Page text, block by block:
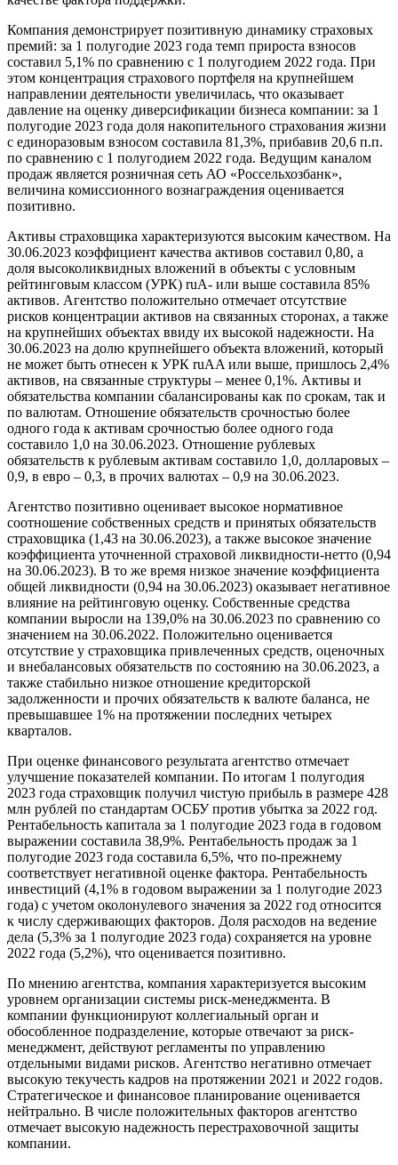
Компания демонстрирует позитивную динамику страховых
премий: за 1 полугодие 2023 года темп прироста взносов
составил 5,1% по сравнению с 1 полугодием 2022 года. При
этом концентрация страхового портфеля на крупнейшем
направлении деятельности увеличилась, что оказывает
давление на оценку диверсификации бизнеса компании: за 1
полугодие 2023 года доля накопительного страхования жизни
с единоразовым взносом составила 81,3%, прибавив 20,6 п.п.
по сравнению с 1 полугодием 2022 года. Ведущим каналом
продаж является розничная сеть АО «Россельхозбанк»,
величина комиссионного вознаграждения оценивается
позитивно.
Активы страховщика характеризуются высоким качеством. На
30.06.2023 коэффициент качества активов составил 0,80, а
доля высоколиквидных вложений в объекты с условным
рейтинговым классом (УРК) ruA- или выше составила 85%
активов. Агентство положительно отмечает отсутствие
рисков концентрации активов на связанных сторонах, а также
на крупнейших объектах ввиду их высокой надежности. На
30.06.2023 на долю крупнейшего объекта вложений, который
не может быть отнесен к УРК ruAA или выше, пришлось 2,4%
активов, на связанные структуры – менее 0,1%. Активы и
обязательства компании сбалансированы как по срокам, так и
по валютам. Отношение обязательств срочностью более
одного года к активам срочностью более одного года
составило 1,0 на 30.06.2023. Отношение рублевых
обязательств к рублевым активам составило 1,0, долларовых –
0,9, в евро – 0,3, в прочих валютах – 0,9 на 30.06.2023.
Агентство позитивно оценивает высокое нормативное
соотношение собственных средств и принятых обязательств
страховщика (1,43 на 30.06.2023), а также высокое значение
коэффициента уточненной страховой ликвидности-нетто (0,94
на 30.06.2023). В то же время низкое значение коэффициента
общей ликвидности (0,94 на 30.06.2023) оказывает негативное
влияние на рейтинговую оценку. Собственные средства
компании выросли на 139,0% на 30.06.2023 по сравнению со
значением на 30.06.2022. Положительно оценивается
отсутствие у страховщика привлеченных средств, оценочных
и внебалансовых обязательств по состоянию на 30.06.2023, а
также стабильно низкое отношение кредиторской
задолженности и прочих обязательств к валюте баланса, не
превышавшее 1% на протяжении последних четырех
кварталов.
При оценке финансового результата агентство отмечает
улучшение показателей компании. По итогам 1 полугодия
2023 года страховщик получил чистую прибыль в размере 428
млн рублей по стандартам ОСБУ против убытка за 2022 год.
Рентабельность капитала за 1 полугодие 2023 года в годовом
выражении составила 38,9%. Рентабельность продаж за 1
полугодие 2023 года составила 6,5%, что по-прежнему
соответствует негативной оценке фактора. Рентабельность
инвестиций (4,1% в годовом выражении за 1 полугодие 2023
года) с учетом околонулевого значения за 2022 год относится
к числу сдерживающих факторов. Доля расходов на ведение
дела (5,3% за 1 полугодие 2023 года) сохраняется на уровне
2022 года (5,2%), что оценивается позитивно.
По мнению агентства, компания характеризуется высоким
уровнем организации системы риск-менеджмента. В
компании функционируют коллегиальный орган и
обособленное подразделение, которые отвечают за риск-
менеджмент, действуют регламенты по управлению
отдельными видами рисков. Агентство негативно отмечает
высокую текучесть кадров на протяжении 2021 и 2022 годов.
Стратегическое и финансовое планирование оценивается
нейтрально. В числе положительных факторов агентство
отмечает высокую надежность перестраховочной защиты
компании.